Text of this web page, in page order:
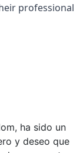
professional
ha sido un
y deseo que